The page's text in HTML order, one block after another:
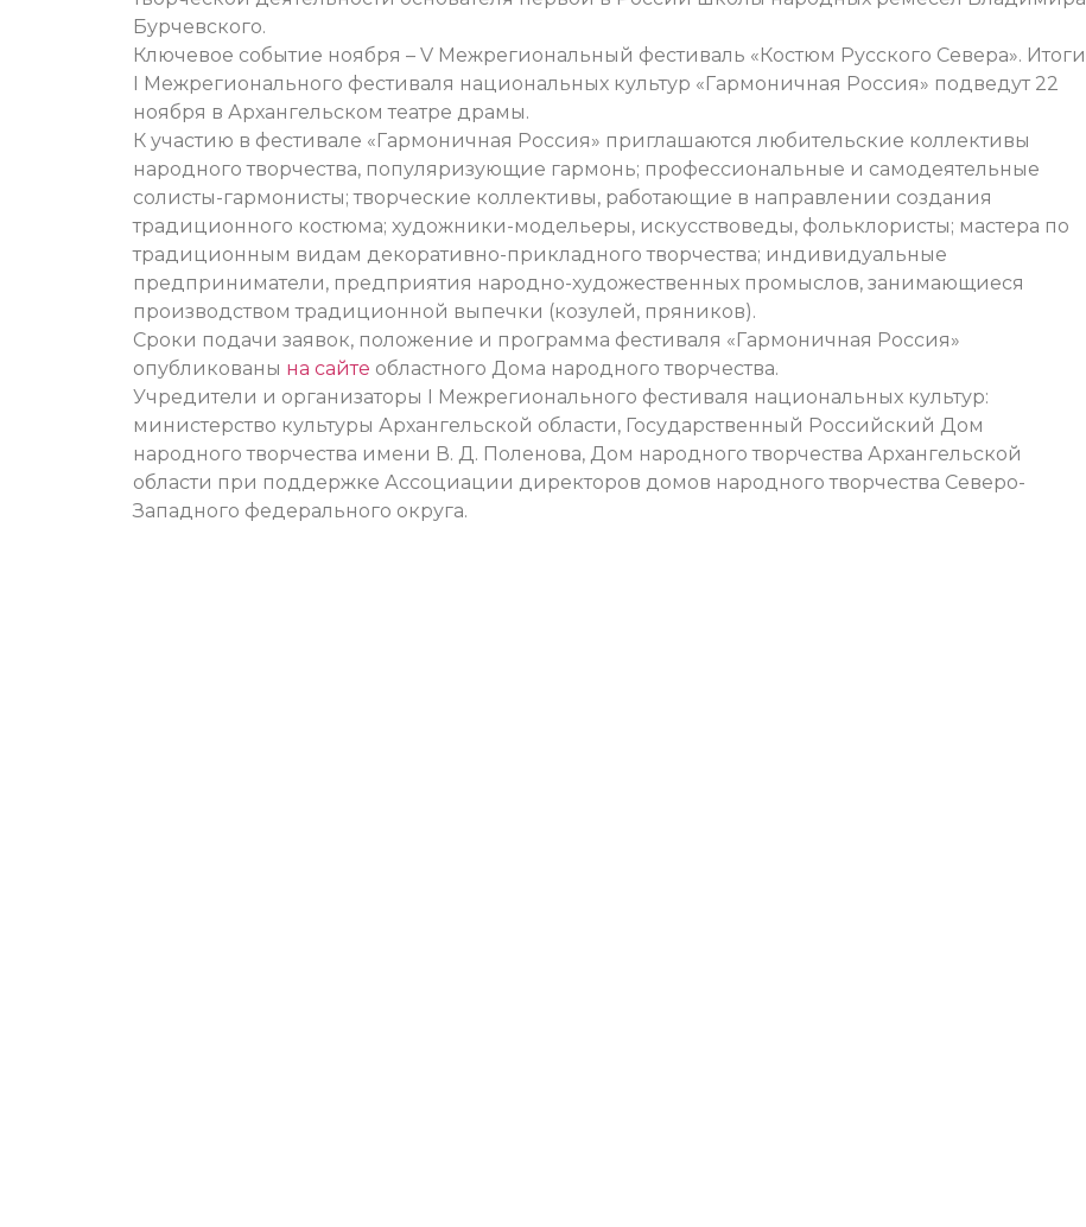
Бурчевского.
Ключевое событие ноября – V Межрегиональный фестиваль «Костюм Русского Севера». Итоги
I Межрегионального фестиваля национальных культур «Гармоничная Россия» подведут 22
ноября в Архангельском театре драмы.
К участию в фестивале «Гармоничная Россия» приглашаются любительские коллективы
народного творчества, популяризующие гармонь; профессиональные и самодеятельные
солисты-гармонисты; творческие коллективы, работающие в направлении создания
традиционного костюма; художники-модельеры, искусствоведы, фольклористы; мастера по
традиционным видам декоративно-прикладного творчества; индивидуальные
предприниматели, предприятия народно-художественных промыслов, занимающиеся
производством традиционной выпечки (козулей, пряников).
Сроки подачи заявок, положение и программа фестиваля «Гармоничная Россия»
опубликованы на сайте областного Дома народного творчества.
Учредители и организаторы I Межрегионального фестиваля национальных культур:
министерство культуры Архангельской области, Государственный Российский Дом
народного творчества имени В. Д. Поленова, Дом народного творчества Архангельской
области при поддержке Ассоциации директоров домов народного творчества Северо-
Западного федерального округа.